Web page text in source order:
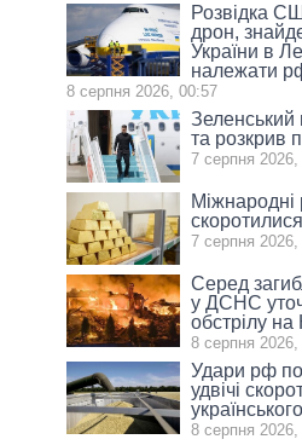
Розвідка
дрон,
України в
належати
8 серпня 2026, 00:57
Зеленський
та розкрив
7 серпня
Міжнародні
7 серпня
Серед
у ДСНС
обстрілу на
8 серпня 2026,
Удари рф
удвічі
8 серпня